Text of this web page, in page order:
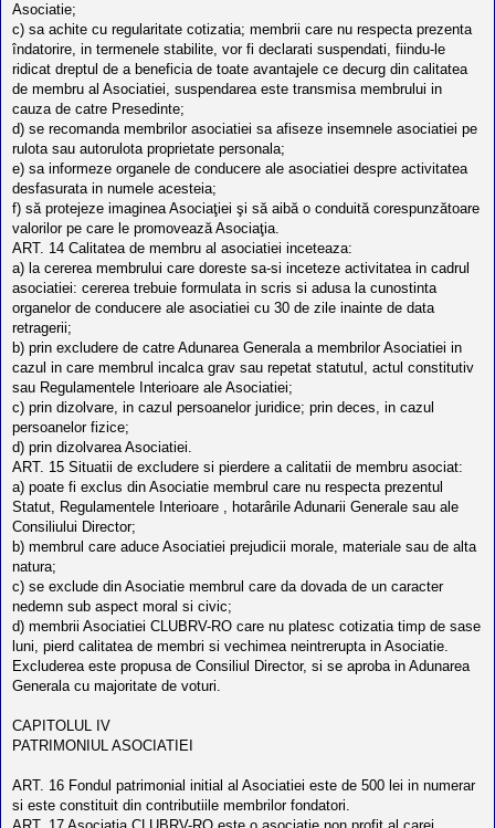
Asociatie;
c) sa achite cu regularitate cotizatia; membrii care nu respecta prezenta
îndatorire, in termenele stabilite, vor fi declarati suspendati, fiindu-le
ridicat dreptul de a beneficia de toate avantajele ce decurg din calitatea
de membru al Asociatiei, suspendarea este transmisa membrului in
cauza de catre Presedinte;
d) se recomanda membrilor asociatiei sa afiseze insemnele asociatiei pe
rulota sau autorulota proprietate personala;
e) sa informeze organele de conducere ale asociatiei despre activitatea
desfasurata in numele acesteia;
f) să protejeze imaginea Asociaţiei şi să aibă o conduită corespunzătoare
valorilor pe care le promovează Asociaţia.
ART. 14 Calitatea de membru al asociatiei inceteaza:
a) la cererea membrului care doreste sa-si inceteze activitatea in cadrul
asociatiei: cererea trebuie formulata in scris si adusa la cunostinta
organelor de conducere ale asociatiei cu 30 de zile inainte de data
retragerii;
b) prin excludere de catre Adunarea Generala a membrilor Asociatiei in
cazul in care membrul incalca grav sau repetat statutul, actul constitutiv
sau Regulamentele Interioare ale Asociatiei;
c) prin dizolvare, in cazul persoanelor juridice; prin deces, in cazul
persoanelor fizice;
d) prin dizolvarea Asociatiei.
ART. 15 Situatii de excludere si pierdere a calitatii de membru asociat:
a) poate fi exclus din Asociatie membrul care nu respecta prezentul
Statut, Regulamentele Interioare , hotarârile Adunarii Generale sau ale
Consiliului Director;
b) membrul care aduce Asociatiei prejudicii morale, materiale sau de alta
natura;
c) se exclude din Asociatie membrul care da dovada de un caracter
nedemn sub aspect moral si civic;
d) membrii Asociatiei CLUBRV-RO care nu platesc cotizatia timp de sase
luni, pierd calitatea de membri si vechimea neintrerupta in Asociatie.
Excluderea este propusa de Consiliul Director, si se aproba in Adunarea
Generala cu majoritate de voturi.
CAPITOLUL IV
PATRIMONIUL ASOCIATIEI
ART. 16 Fondul patrimonial initial al Asociatiei este de 500 lei in numerar
si este constituit din contributiile membrilor fondatori.